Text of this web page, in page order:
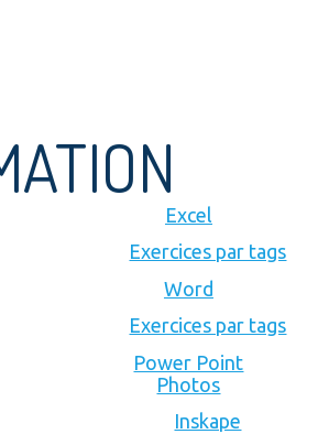
Excel
Exercices par tags
Word
Exercices par tags
Power Point
Photos
Inskape